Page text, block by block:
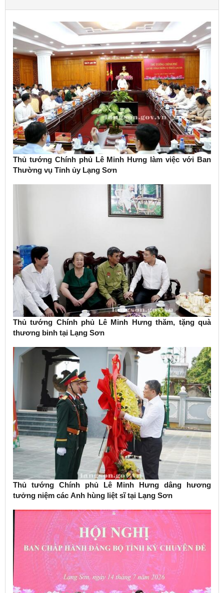
Thủ tướng Chính phủ Lê Minh Hưng làm việc với Ban
Thường vụ Tỉnh ủy Lạng Sơn
Thủ tướng Chính phủ Lê Minh Hưng thăm, tặng quà
thương binh tại Lạng Sơn
Thủ tướng Chính phủ Lê Minh Hưng dâng hương
tưởng niệm các Anh hùng liệt sĩ tại Lạng Sơn